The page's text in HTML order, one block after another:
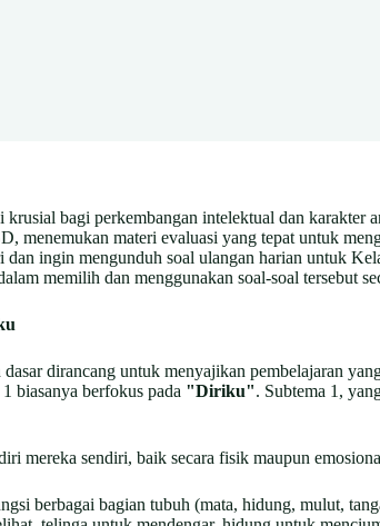
bagi perkembangan intelektual dan
menemukan materi evaluasi yang tepat untuk
ingin mengunduh soal ulangan harian untuk
memilih dan menggunakan soal-soal tersebut
dirancang untuk menyajikan pembelajaran
biasanya berfokus pada "Diriku". Subtema 1,
mereka sendiri, baik secara fisik maupun
berbagai bagian tubuh (mata, hidung, mulut,